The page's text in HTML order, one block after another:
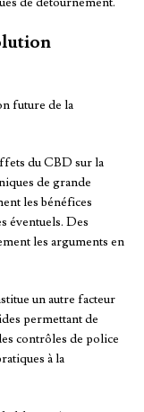
future de la
du CBD sur la
de grande
les bénéfices
éventuels. Des
les arguments en
un autre facteur
permettant de
contrôles de police
à la